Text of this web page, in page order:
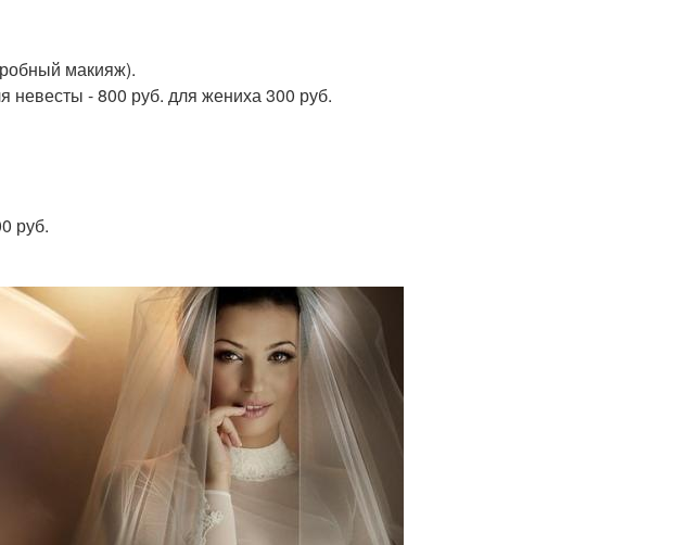
макияж).
- 800 руб. для жениха 300 руб.
руб.